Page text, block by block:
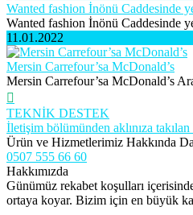
Wanted fashion İnönü Caddesinde
Wanted fashion İnönü Caddesinde
11.01.2022
Mersin Carrefour’sa McDonald’s
Mersin Carrefour’sa McDonald’s
TEKNİK DESTEK
İletişim bölümünden aklınıza
Ürün ve Hizmetlerimiz Hakkında
0507 555 66 60
Hakkımızda
Günümüz rekabet koşulları
ortaya koyar. Bizim için en büyük